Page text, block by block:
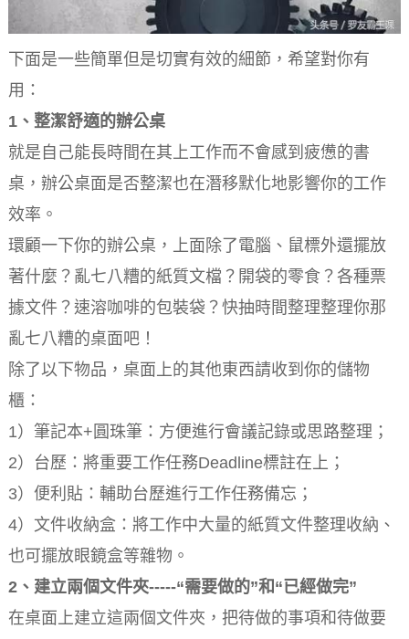
下面是一些簡單但是切實​​有效的細節，希望對你有
用：
1、整潔舒適的辦公桌
就是自己能長時間在其上工作而不會感到疲憊的書
桌，辦公桌面是否整潔也在潛移默化地影響你的工作
效率。
環顧一下你的辦公桌，上面除了電腦、鼠標外還擺放
著什麼？亂七八糟的紙質文檔？開袋的零食？各種票
據文件？速溶咖啡的包裝袋？快抽時間整理整理你那
亂七八糟的桌面吧！
除了以下物品，桌面上的其他東西請收到你的儲物
櫃：
1）筆記本+圓珠筆：方便進行會議記錄或思路整理；
2）台歷：將重要工作任務Deadline標註在上；
3）便利貼：輔助台歷進行工作任務備忘；
4）文件收納盒：將工作中大量的紙質文件整理收納、
也可擺放眼鏡盒等雜物。
2、建立兩個文件夾-----“需要做的”和“已經做完”
在桌面上建立這兩個文件夾，把待做的事項和待做要